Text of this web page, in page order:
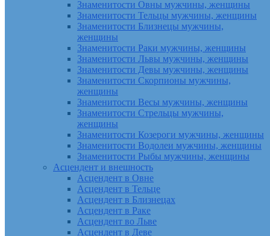
Знаменитости Овны мужчины, женщины
Знаменитости Тельцы мужчины, женщины
Знаменитости Близнецы мужчины,
женщины
Знаменитости Раки мужчины, женщины
Знаменитости Львы мужчины, женщины
Знаменитости Девы мужчины, женщины
Знаменитости Скорпионы мужчины,
женщины
Знаменитости Весы мужчины, женщины
Знаменитости Стрельцы мужчины,
женщины
Знаменитости Козероги мужчины, женщины
Знаменитости Водолеи мужчины, женщины
Знаменитости Рыбы мужчины, женщины
Асцендент и внешность
Асцендент в Овне
Асцендент в Тельце
Асцендент в Близнецах
Асцендент в Раке
Асцендент во Льве
Асцендент в Деве